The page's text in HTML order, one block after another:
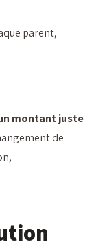
parent,
montant juste
de